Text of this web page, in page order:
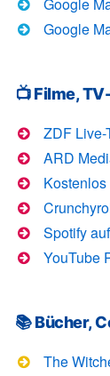
Google
📺 Filme,
ZDF
ARD
Spotify
YouTube
📚 Bücher,
The